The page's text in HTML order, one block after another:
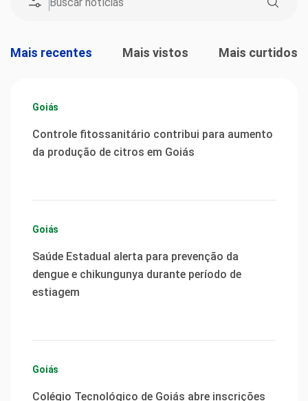
Mais recentes Mais vistos Mais curtidos
Goiás
Controle fitossanitário contribui para aumento
da produção de citros em Goiás
Goiás
Saúde Estadual alerta para prevenção da
dengue e chikungunya durante período de
estiagem
Goiás
Colégio Tecnológico de Goiás abre inscrições